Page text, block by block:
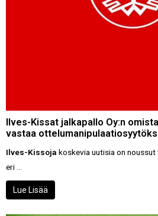
Ilves-Kissat jalkapallo Oy:n
vastaa
Ilves-Kissoja koskevia uutisia on noussut
eri ...
Lue Lisää